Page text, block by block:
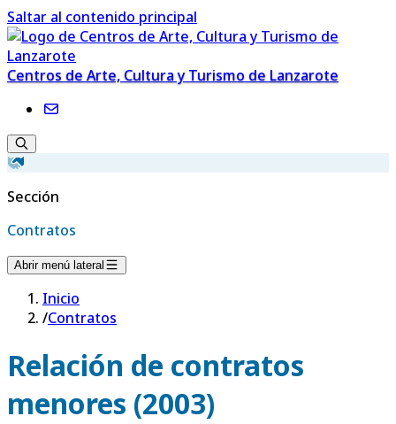
Saltar al contenido principal
Centros de Arte, Cultura y Turismo de Lanzarote
Sección
Contratos
Abrir menú lateral
Inicio
/Contratos
Relación de contratos
menores (2003)